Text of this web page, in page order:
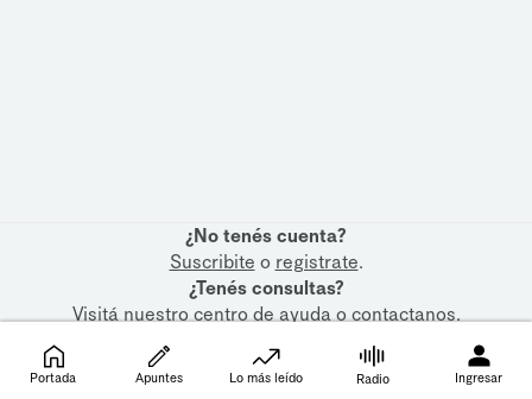
¿No tenés cuenta?
Suscribite o registrate.
¿Tenés consultas?
Visitá nuestrocentro de ayudaocontactanos.
Portada Apuntes Lo más leído Radio Ingresar